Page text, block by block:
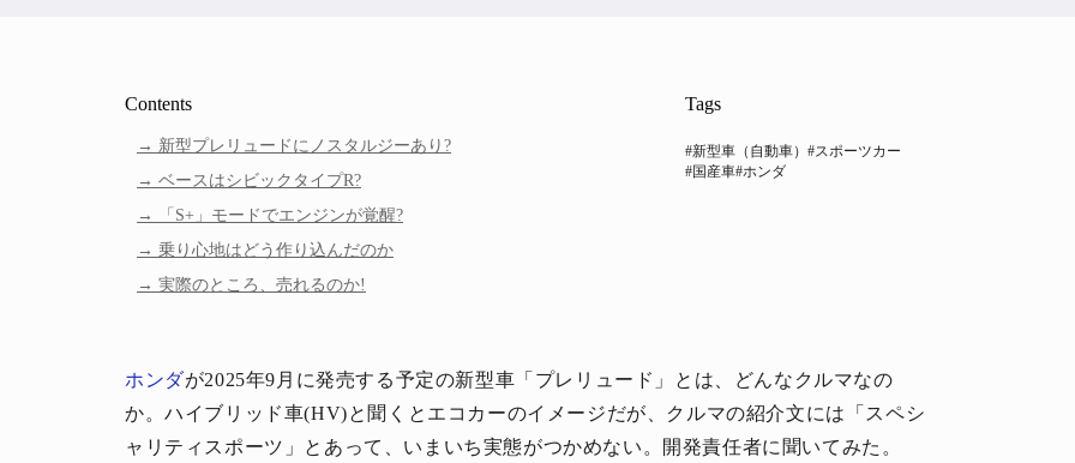
Contents
新型プレリュードにノスタルジーあり?
ベースはシビックタイプR?
「S+」モードでエンジンが覚醒?
乗り心地はどう作り込んだのか
実際のところ、売れるのか!
Tags
#新型車（自動車）#スポーツカー
#国産車#ホンダ
ホンダが2025年9月に発売する予定の新型車「プレリュード」とは、どんなクルマなの
か。ハイブリッド車(HV)と聞くとエコカーのイメージだが、クルマの紹介文には「スペシ
ャリティスポーツ」とあって、いまいち実態がつかめない。開発責任者に聞いてみた。